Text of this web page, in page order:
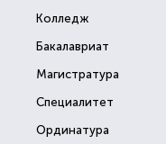
Колледж
Бакалавриат
Магистратура
Специалитет
Ординатура